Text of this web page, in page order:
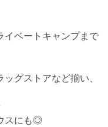
イベートキャンプまで
グストアなど揃い、
スにも◎